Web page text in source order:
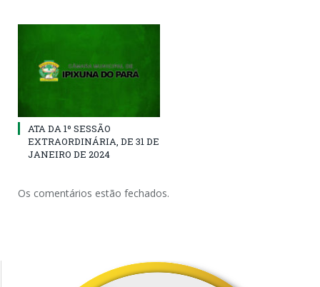
ATA DA 1º SESSÃO
EXTRAORDINÁRIA, DE 31 DE
JANEIRO DE 2024
Os comentários estão fechados.